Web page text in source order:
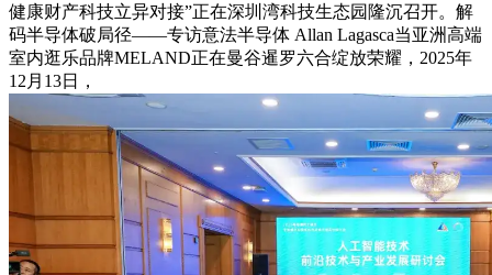
健康财产科技立异对接”正在深圳湾科技生态园隆沉召开。解
码半导体破局径——专访意法半导体 Allan Lagasca当亚洲高端
室内逛乐品牌MELAND正在曼谷暹罗六合绽放荣耀，2025年
12月13日，